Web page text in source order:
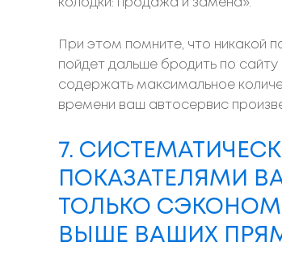
колодки: продажа и замена».
При этом помните, что никакой
пойдет дальше бродить по
содержать максимальное
времени ваш автосервис
7.
ПОКАЗАТЕЛЯМИ
ТОЛЬКО
ВЫШЕ ВАШИХ